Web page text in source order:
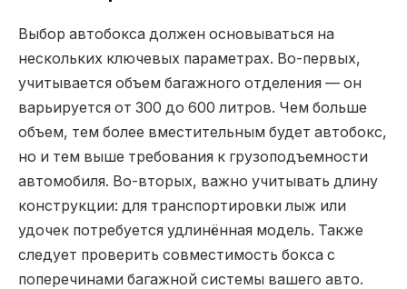
Выбор автобокса должен основываться на
нескольких ключевых параметрах. Во-первых,
учитывается объем багажного отделения — он
варьируется от 300 до 600 литров. Чем больше
объем, тем более вместительным будет автобокс,
но и тем выше требования к грузоподъемности
автомобиля. Во-вторых, важно учитывать длину
конструкции: для транспортировки лыж или
удочек потребуется удлинённая модель. Также
следует проверить совместимость бокса с
поперечинами багажной системы вашего авто.